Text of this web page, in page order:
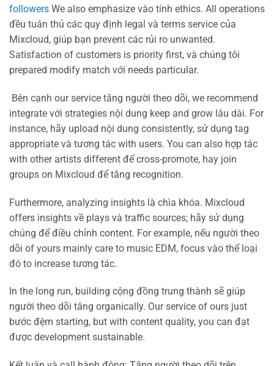
followers We also emphasize vào tính ethics. All operations
đều tuân thủ các quy định legal và terms service của
Mixcloud, giúp bạn prevent các rủi ro unwanted.
Satisfaction of customers is priority first, và chúng tôi
prepared modify match với needs particular.
Bên cạnh our service tăng người theo dõi, we recommend
integrate với strategies nội dung keep and grow lâu dài. For
instance, hãy upload nội dung consistently, sử dụng tag
appropriate và tương tác with users. You can also hợp tác
with other artists different để cross-promote, hay join
groups on Mixcloud để tăng recognition.
Furthermore, analyzing insights là chìa khóa. Mixcloud
offers insights về plays và traffic sources; hãy sử dụng
chúng để điều chỉnh content. For example, nếu người theo
dõi of yours mainly care to music EDM, focus vào thể loại
đó to increase tương tác.
In the long run, building cộng đồng trung thành sẽ giúp
người theo dõi tăng organically. Our service of ours just
bước đệm starting, but with content quality, you can đạt
được development sustainable.